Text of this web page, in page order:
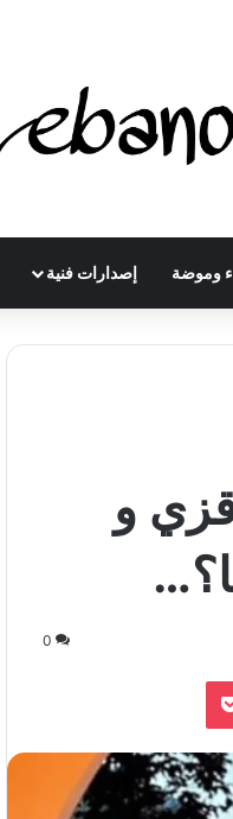
وموضة إصدارات فنية
و
0
‫Pocket